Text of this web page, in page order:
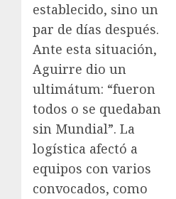
establecido, sino un
par de días después.
Ante esta situación,
Aguirre dio un
ultimátum: “fueron
todos o se quedaban
sin Mundial”. La
logística afectó a
equipos con varios
convocados, como